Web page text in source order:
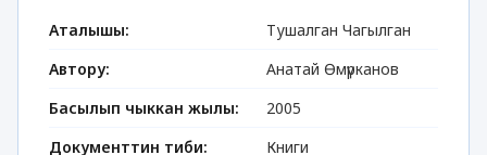
Аталышы:
Тушалган Чагылган
Автору:
Анатай Өмүрканов
Басылып чыккан жылы:
2005
Документтин тиби:
Книги